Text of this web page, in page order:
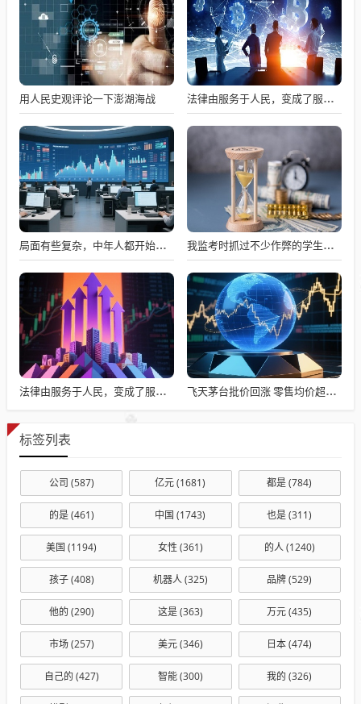
用人民史观评论一下澎湖海战 法律由服务于人民，变成了服务于法学届
局面有些复杂，中年人都开始看电影了 我监考时抓过不少作弊的学生，感觉现在学生作弊已经没有了羞耻感
法律由服务于人民，变成了服务于法学届 飞天茅台批价回涨 零售均价超1800元 动销也在提升
标签列表
公司 (587) 亿元(1681) 都是(784)
的是(461) 中国 (1743) 也是(311)
美国 (1194) 女性(361) 的人(1240)
孩子(408) 机器人(325) 品牌(529)
他的 (290) 这是(363) 万元(435)
市场(257) 美元(346) 日本(474)
自己的 (427) 智能(300) 我的 (326)